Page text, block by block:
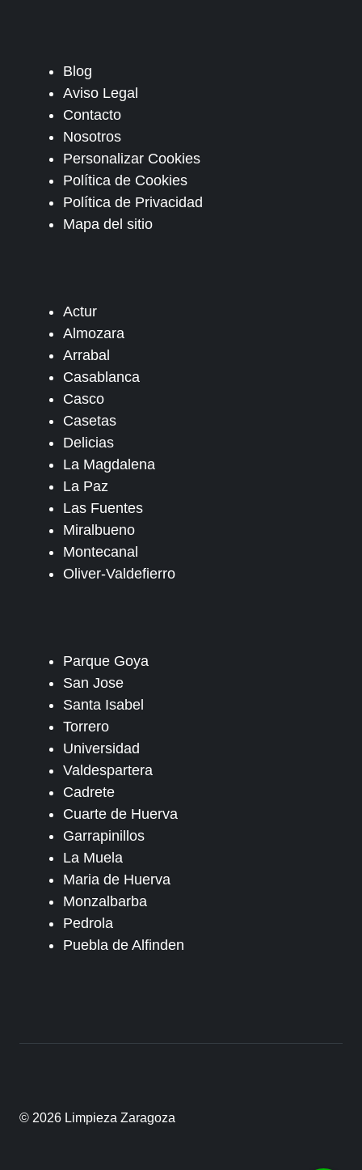
Blog
Aviso Legal
Contacto
Nosotros
Personalizar Cookies
Política de Cookies
Política de Privacidad
Mapa del sitio
Actur
Almozara
Arrabal
Casablanca
Casco
Casetas
Delicias
La Magdalena
La Paz
Las Fuentes
Miralbueno
Montecanal
Oliver-Valdefierro
Parque Goya
San Jose
Santa Isabel
Torrero
Universidad
Valdespartera
Cadrete
Cuarte de Huerva
Garrapinillos
La Muela
Maria de Huerva
Monzalbarba
Pedrola
Puebla de Alfinden
© 2026 Limpieza Zaragoza